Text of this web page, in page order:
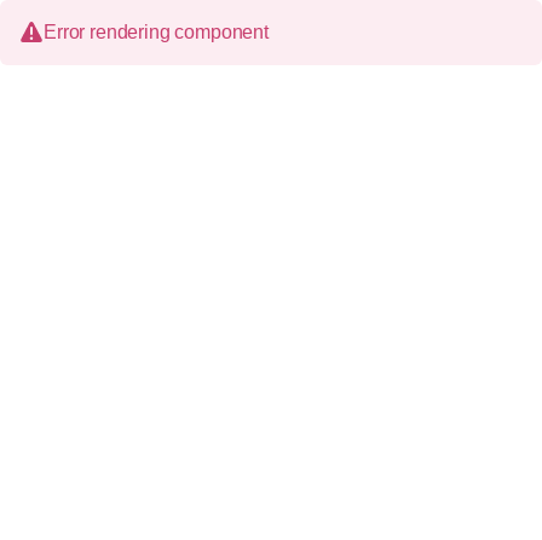
Error rendering component